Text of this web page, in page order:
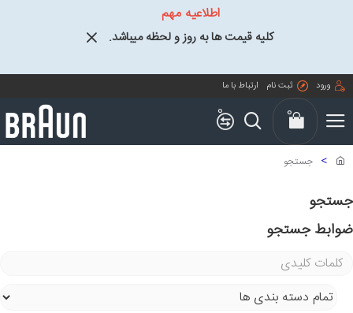
اطلاعیه مهم
کلیه قیمت ها به روز و لحظه میباشد.
ورود ثبت نام ارتباط با ما
0 0
جستجو
جستجو
ضوابط جستجو